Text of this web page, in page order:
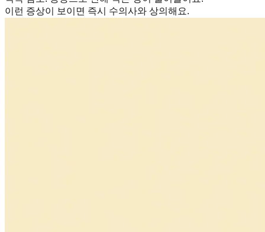
이런 증상이 보이면 즉시 수의사와 상의해요.